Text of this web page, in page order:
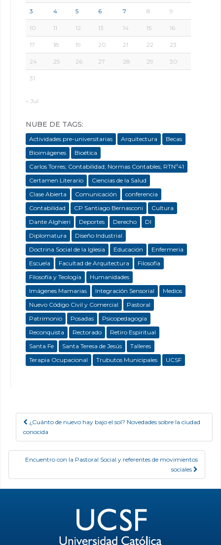
3 4 5 6 7 8 9
10 11 12 13 14 15 16
17 18 19 20 21 22 23
24 25 26 27 28 29 30
31
« Jul
NUBE DE TAGS:
Actividades pre-universitarias Arquitectura
Becas
Bioimágenes
Bioética
Carlos Torres; Contabilidad; Normas Contables; RTNº41
Certamen Literario
Ciencias de la Salud
Clase Abierta
Comunicación
conferencia
Contabilidad
CP Santiago Bernasconi
Cultura
Dante Alghieri
Deportes Derecho
DI
Diplomatura
Diseño Industrial
Doctrina Social de la Iglesia
Educación
Enfermeria
Escuela
Facultad de Arquitectura
Filosofía
Filosofía y Teología
Humanidades
Imágenes Mamarias
Integración Sensorial
Medios
Nuevo Código Civil y Comercial
Pastoral
Patrimonio
Posadas
Psicopedagogía
Reconquista
Rectorado
Retiro Espiritual
Santa Fe
Santa Teresa de Jesús
Talleres
Terapia Ocupacional
Trubutos Municipales UCSF
Post navigation
¿Cuánto de nuevo hay bajo el sol? Novedades sobre la ciudad
conocida
Encuentro con la Pastoral Social y referentes de movimientos
sociales